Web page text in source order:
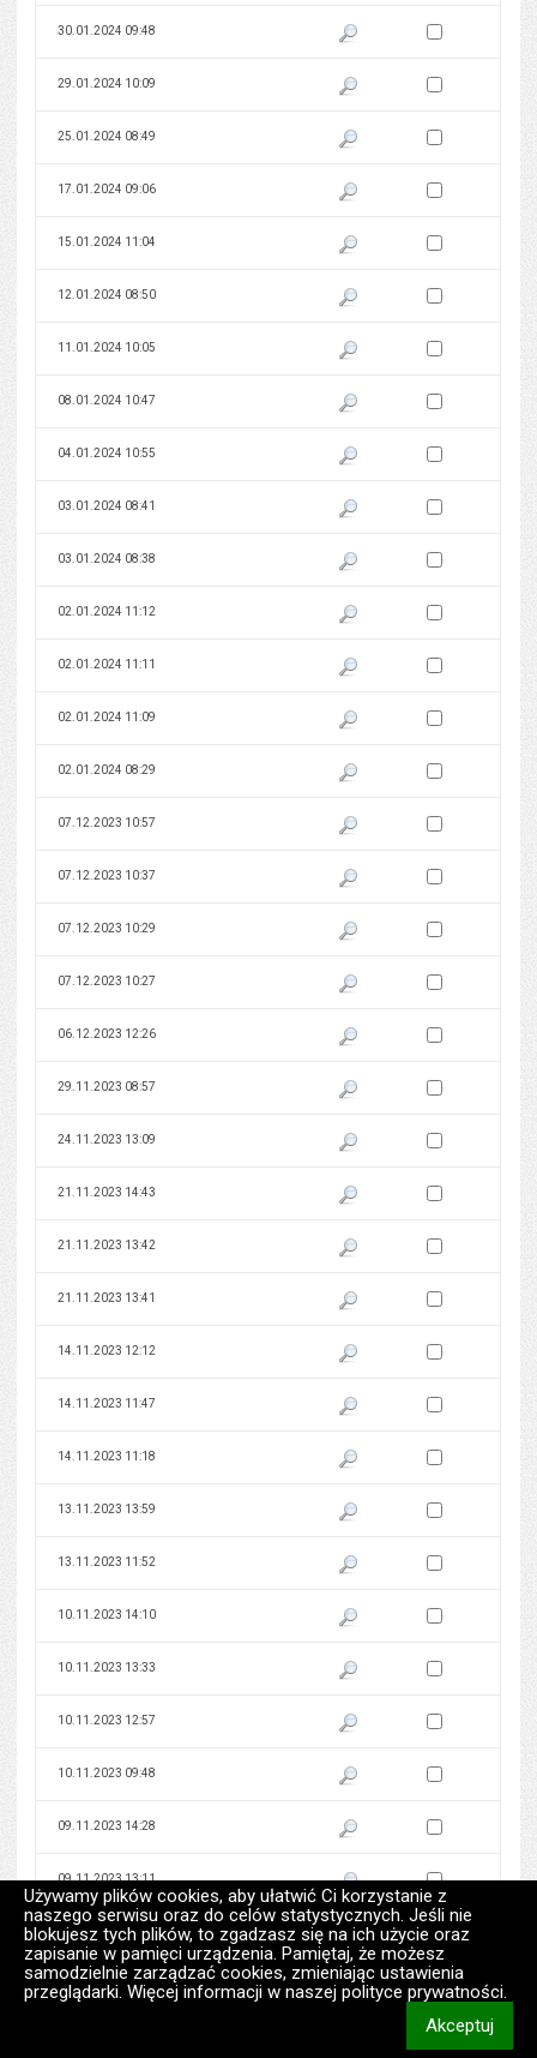
Używamy plików cookies, aby ułatwić Ci korzystanie z
naszego serwisu oraz do celów statystycznych. Jeśli nie
blokujesz tych plików, to zgadzasz się na ich użycie oraz
zapisanie w pamięci urządzenia. Pamiętaj, że możesz
samodzielnie zarządzać cookies, zmieniając ustawienia
przeglądarki. Więcej informacji w naszej polityce prywatności.
Akceptuj
30.01.2024 09:48 Pokaż podgląd wersji z dnia
Zaznacz wersję do
29.01.2024 10:09 Pokaż podgląd wersji z dnia
Zaznacz wersję do
25.01.2024 08:49 Pokaż podgląd wersji z dnia
Zaznacz wersję do
17.01.2024 09:06 Pokaż podgląd wersji z dnia
Zaznacz wersję do
15.01.2024 11:04 Pokaż podgląd wersji z dnia
Zaznacz wersję do
12.01.2024 08:50 Pokaż podgląd wersji z dnia
Zaznacz wersję do
11.01.2024 10:05 Pokaż podgląd wersji z dnia
Zaznacz wersję do
08.01.2024 10:47 Pokaż podgląd wersji z dnia
Zaznacz wersję do
04.01.2024 10:55 Pokaż podgląd wersji z dnia
Zaznacz wersję do
03.01.2024 08:41 Pokaż podgląd wersji z dnia
Zaznacz wersję do
03.01.2024 08:38 Pokaż podgląd wersji z dnia
Zaznacz wersję do
02.01.2024 11:12 Pokaż podgląd wersji z dnia
Zaznacz wersję do
02.01.2024 11:11 Pokaż podgląd wersji z dnia
Zaznacz wersję do
02.01.2024 11:09 Pokaż podgląd wersji z dnia
Zaznacz wersję do
02.01.2024 08:29 Pokaż podgląd wersji z dnia
Zaznacz wersję do
07.12.2023 10:57 Pokaż podgląd wersji z dnia
Zaznacz wersję do
07.12.2023 10:37 Pokaż podgląd wersji z dnia
Zaznacz wersję do
07.12.2023 10:29 Pokaż podgląd wersji z dnia
Zaznacz wersję do
07.12.2023 10:27 Pokaż podgląd wersji z dnia
Zaznacz wersję do
06.12.2023 12:26 Pokaż podgląd wersji z dnia
Zaznacz wersję do
29.11.2023 08:57 Pokaż podgląd wersji z dnia
Zaznacz wersję do
24.11.2023 13:09 Pokaż podgląd wersji z dnia
Zaznacz wersję do
21.11.2023 14:43 Pokaż podgląd wersji z dnia
Zaznacz wersję do
21.11.2023 13:42 Pokaż podgląd wersji z dnia
Zaznacz wersję do
21.11.2023 13:41 Pokaż podgląd wersji z dnia
Zaznacz wersję do
14.11.2023 12:12 Pokaż podgląd wersji z dnia
Zaznacz wersję do
14.11.2023 11:47 Pokaż podgląd wersji z dnia
Zaznacz wersję do
14.11.2023 11:18 Pokaż podgląd wersji z dnia
Zaznacz wersję do
13.11.2023 13:59 Pokaż podgląd wersji z dnia
Zaznacz wersję do
13.11.2023 11:52 Pokaż podgląd wersji z dnia
Zaznacz wersję do
10.11.2023 14:10 Pokaż podgląd wersji z dnia
Zaznacz wersję do
10.11.2023 13:33 Pokaż podgląd wersji z dnia
Zaznacz wersję do
10.11.2023 12:57 Pokaż podgląd wersji z dnia
Zaznacz wersję do
10.11.2023 09:48 Pokaż podgląd wersji z dnia
Zaznacz wersję do
09.11.2023 14:28 Pokaż podgląd wersji z dnia
Zaznacz wersję do
09.11.2023 13:11 Pokaż podgląd wersji z dnia
Zaznacz wersję do
09.11.2023 12:01 Pokaż podgląd wersji z dnia
Zaznacz wersję do
09.11.2023 11:10 Pokaż podgląd wersji z dnia
Zaznacz wersję do
Pokaż podgląd wersji z dnia
Zaznacz wersję do